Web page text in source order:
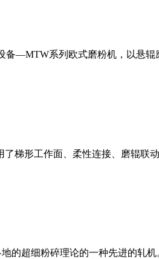
—MTW系列欧式磨粉机，以悬辊
梯形工作面、柔性连接、磨辊联
的超细粉碎理论的一种先进的轧